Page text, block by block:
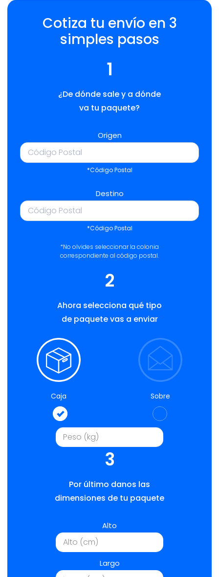
Cotiza tu envío en 3
simples pasos
1
¿De dónde sale y a dónde
va tu paquete?
Origen
*Código Postal
Destino
*Código Postal
*No olvides seleccionar la colonia
correspondiente al código postal.
2
Ahora selecciona qué tipo
de paquete vas a enviar
Caja Sobre
3
Por último danos las
dimensiones de tu paquete
Alto
Largo